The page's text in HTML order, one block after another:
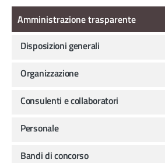
Amministrazione Trasparente
Amministrazione trasparente
Disposizioni generali
Organizzazione
Consulenti e collaboratori
Personale
Bandi di concorso